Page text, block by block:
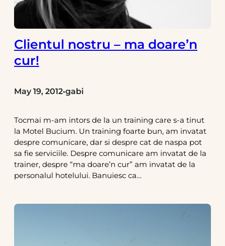
Clientul nostru – ma doare’n
cur!
May 19, 2012•gabi
Tocmai m-am intors de la un training care s-a tinut
la Motel Bucium. Un training foarte bun, am invatat
despre comunicare, dar si despre cat de naspa pot
sa fie serviciile. Despre comunicare am invatat de la
trainer, despre “ma doare’n cur” am invatat de la
personalul hotelului. Banuiesc ca…